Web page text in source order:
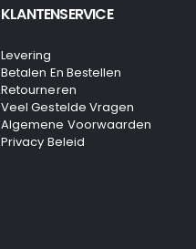
KLANTENSERVICE
Levering
Betalen En Bestellen
Retourneren
Veel Gestelde Vragen
Algemene Voorwaarden
Privacy Beleid